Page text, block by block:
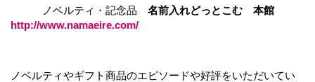
ノベルティ・記念品 名前入れどっとこむ 本館
http://www.namaeire.com/
ノベルティやギフト商品のエピソードや好評をいただいてい